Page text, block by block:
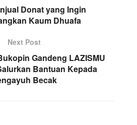
Donat yang Ingin
Kaum Dhuafa
Next Post
Gandeng LAZISMU
Bantuan Kepada
Becak